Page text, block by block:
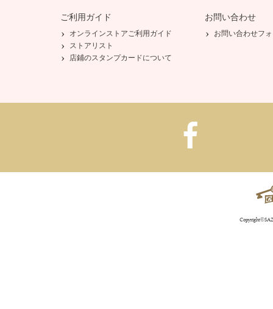
ご利用ガイド
オンラインストアご利用ガイド
ストアリスト
店鋪のスタンプカードについて
お問い合わせ
お問い合わせフ